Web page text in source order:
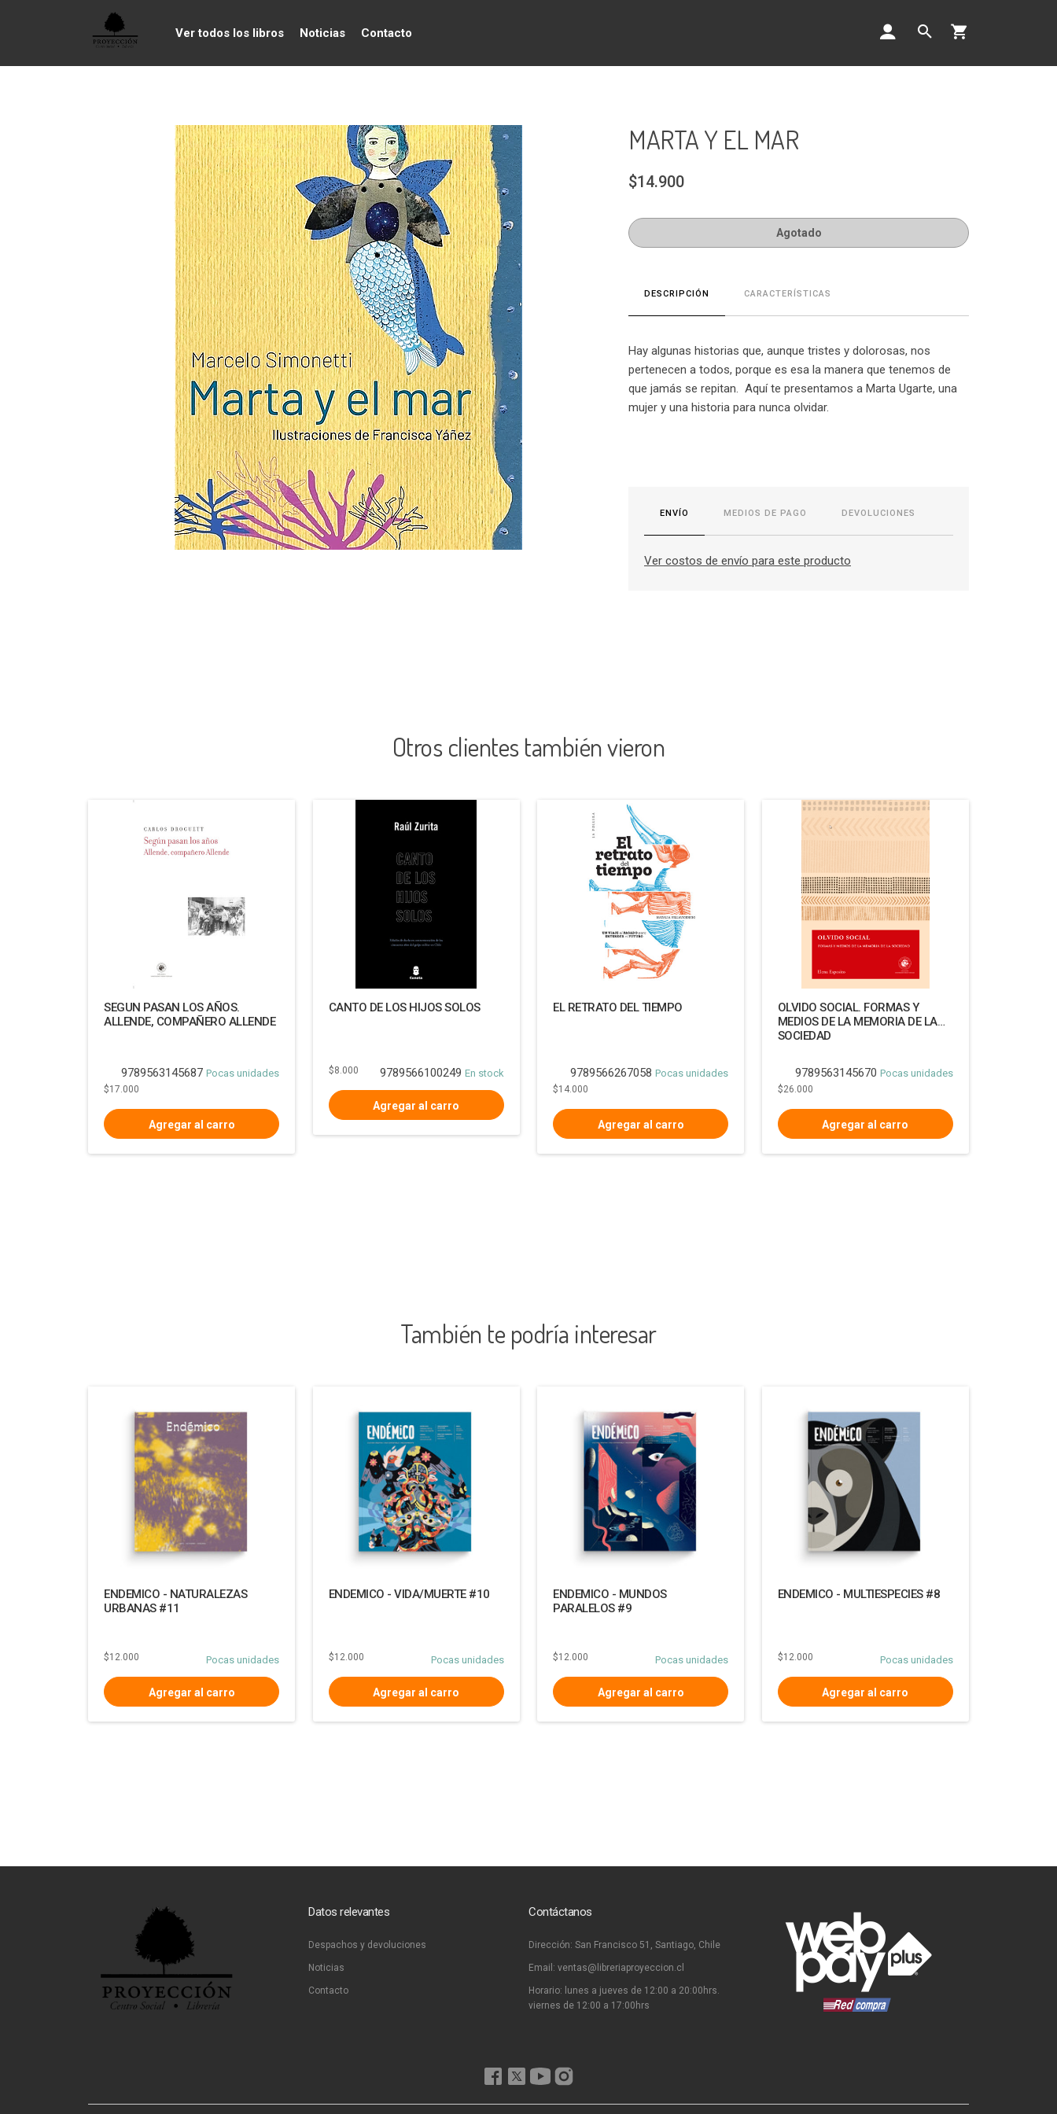
Ver todos los libros Noticias Contacto
MARTA Y EL MAR
$14.900
Agotado
DESCRIPCIÓN CARACTERÍSTICAS
Hay algunas historias que, aunque tristes y dolorosas, nos
pertenecen a todos, porque es esa la manera que tenemos de
que jamás se repitan. Aquí te presentamos a Marta Ugarte, una
mujer y una historia para nunca olvidar.
ENVÍO MEDIOS DE PAGO DEVOLUCIONES
Ver costos de envío para este producto
Otros clientes también vieron
SEGUN PASAN LOS AÑOS.
ALLENDE, COMPAÑERO ALLENDE
9789563145687 Pocas unidades
$17.000
CANTO DE LOS HIJOS SOLOS
9789566100249 En stock
$8.000
EL RETRATO DEL TIEMPO
9789566267058 Pocas unidades
$14.000
OLVIDO SOCIAL. FORMAS Y
MEDIOS DE LA MEMORIA DE LA
SOCIEDAD
9789563145670 Pocas unidades
$26.000
También te podría interesar
ENDEMICO - NATURALEZAS
URBANAS #11
Pocas unidades
$12.000
ENDEMICO - VIDA/MUERTE #10
Pocas unidades
$12.000
ENDEMICO - MUNDOS
PARALELOS #9
Pocas unidades
$12.000
ENDEMICO - MULTIESPECIES #8
Pocas unidades
$12.000
Datos relevantes
Despachos y devoluciones
Noticias
Contacto
Contáctanos
Dirección: San Francisco 51, Santiago, Chile
Email: ventas@libreriaproyeccion.cl
Horario: lunes a jueves de 12:00 a 20:00hrs.
viernes de 12:00 a 17:00hrs